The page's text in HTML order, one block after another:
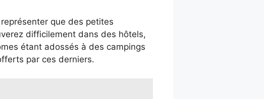
que des petites
difficilement dans des hôtels,
étant adossés à des campings
par ces derniers.